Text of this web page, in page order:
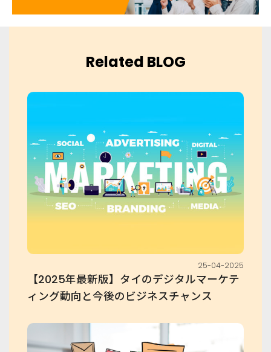
Related BLOG
25-04-2025
【2025年最新版】タイのデジタルマーケテ
ィング動向と今後のビジネスチャンス